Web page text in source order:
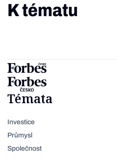
K tématu
Témata
Investice
Průmysl
Společnost